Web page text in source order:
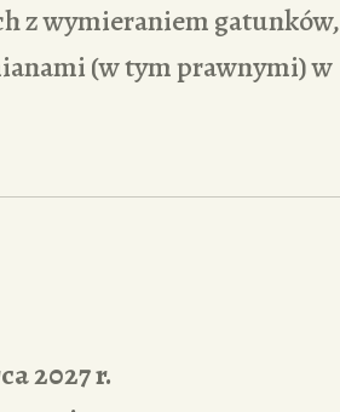
z wymieraniem gatunków,
(w tym prawnymi) w
2027 r.